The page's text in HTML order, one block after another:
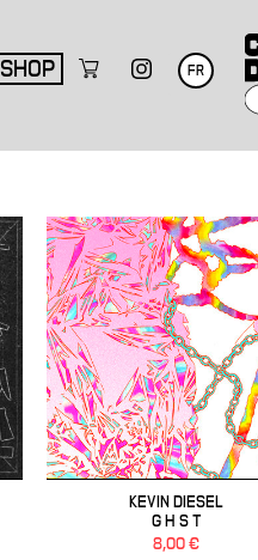
SHOP FR
KEVIN DIESEL
G H S T
8,00 €